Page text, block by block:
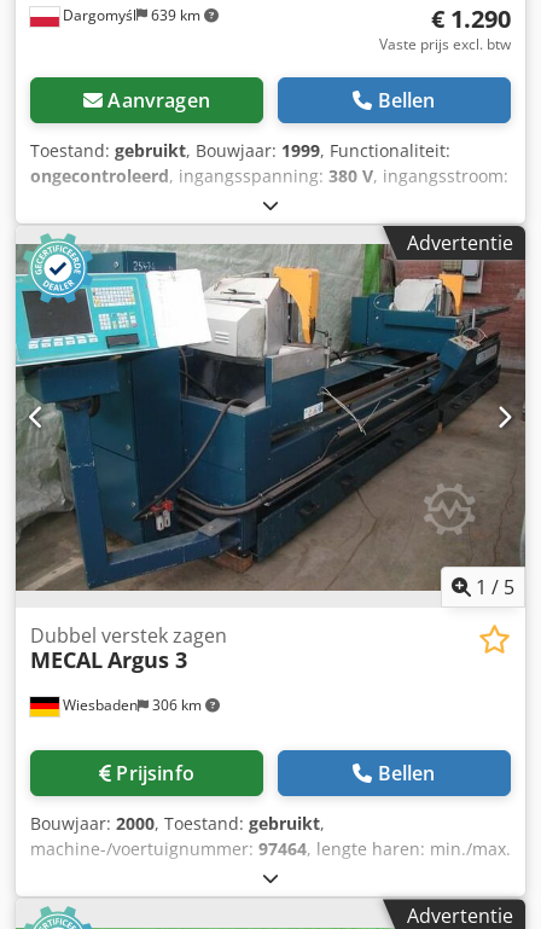
Dargomyśl 639 km € 1.290
Vaste prijs excl. btw
Aanvragen Bellen
Toestand: gebruikt, Bouwjaar: 1999, Functionaliteit:
ongecontroleerd, ingangsspanning: 380 V, ingangsstroom:
50 Hz, type ingangsstroom:
driefasig, zaagblad diameter:300 mm, zaagblad boring:30
mm, Dubbele zaag met toevoer OMGA Dodpfozcv Iuox
Anysck
Advertentie
1 / 5
Wiesbaden 306 km
Dubbel verstek zagen
MECALArgus 3
Prijsinfo Bellen
Bouwjaar: 2000, Toestand: gebruikt,
machine-/voertuignummer: 97464, lengte haren: min./max.
bei 90° 330/5000 mm schijf van cirkelzaag-Ø: de lengte van
de haren van 450/500 mm min. bij 90 °: 330 mm ruimte
Advertentie